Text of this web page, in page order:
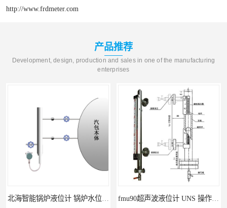
http://www.frdmeter.com
产品推荐
Development, design, production and sales in one of the manufacturing
enterprises
北海智能锅炉液位计 锅炉水位计厂商 自动适应自动校准 fmu90超声波液位计 UNS 操作简单